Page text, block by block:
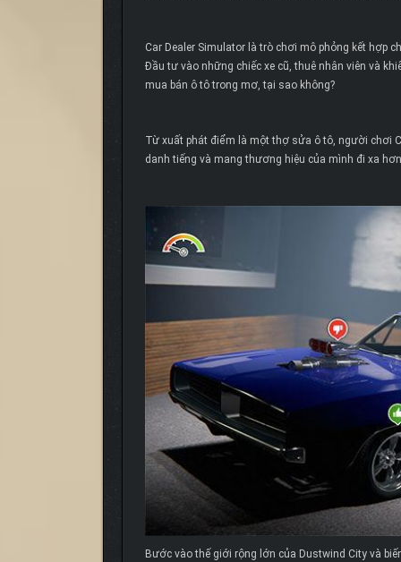
Car Dealer Simulator là trò chơi mô phỏng kết hợp
Đầu tư vào những chiếc xe cũ, thuê nhân viên và
mua bán ô tô trong mơ, tại sao không?
Từ xuất phát điểm là một thợ sửa ô tô, người chơi
danh tiếng và mang thương hiệu của mình đi xa
Bước vào thế giới rộng lớn của Dustwind City và